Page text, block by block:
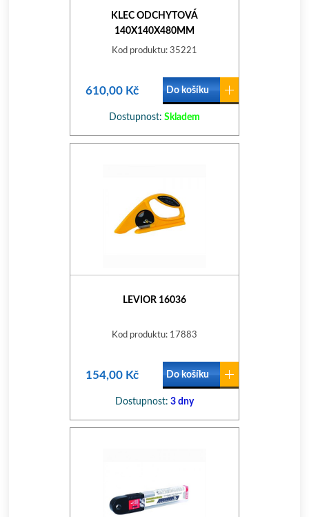
KLEC ODCHYTOVÁ
140X140X480MM
Kod produktu: 35221
610,00 Kč Do košíku
Dostupnost: Skladem
LEVIOR 16036
Kod produktu: 17883
154,00 Kč Do košíku
Dostupnost: 3 dny